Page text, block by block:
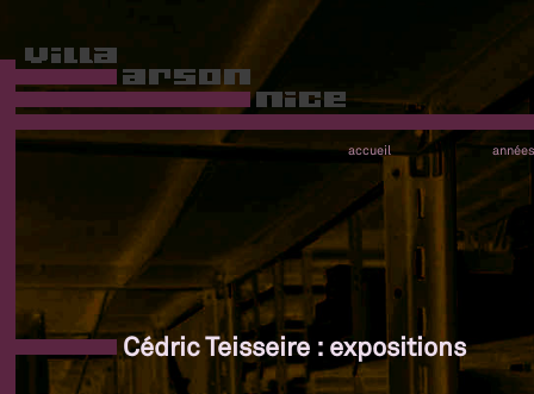
accueil années
Cédric Teisseire : expositions